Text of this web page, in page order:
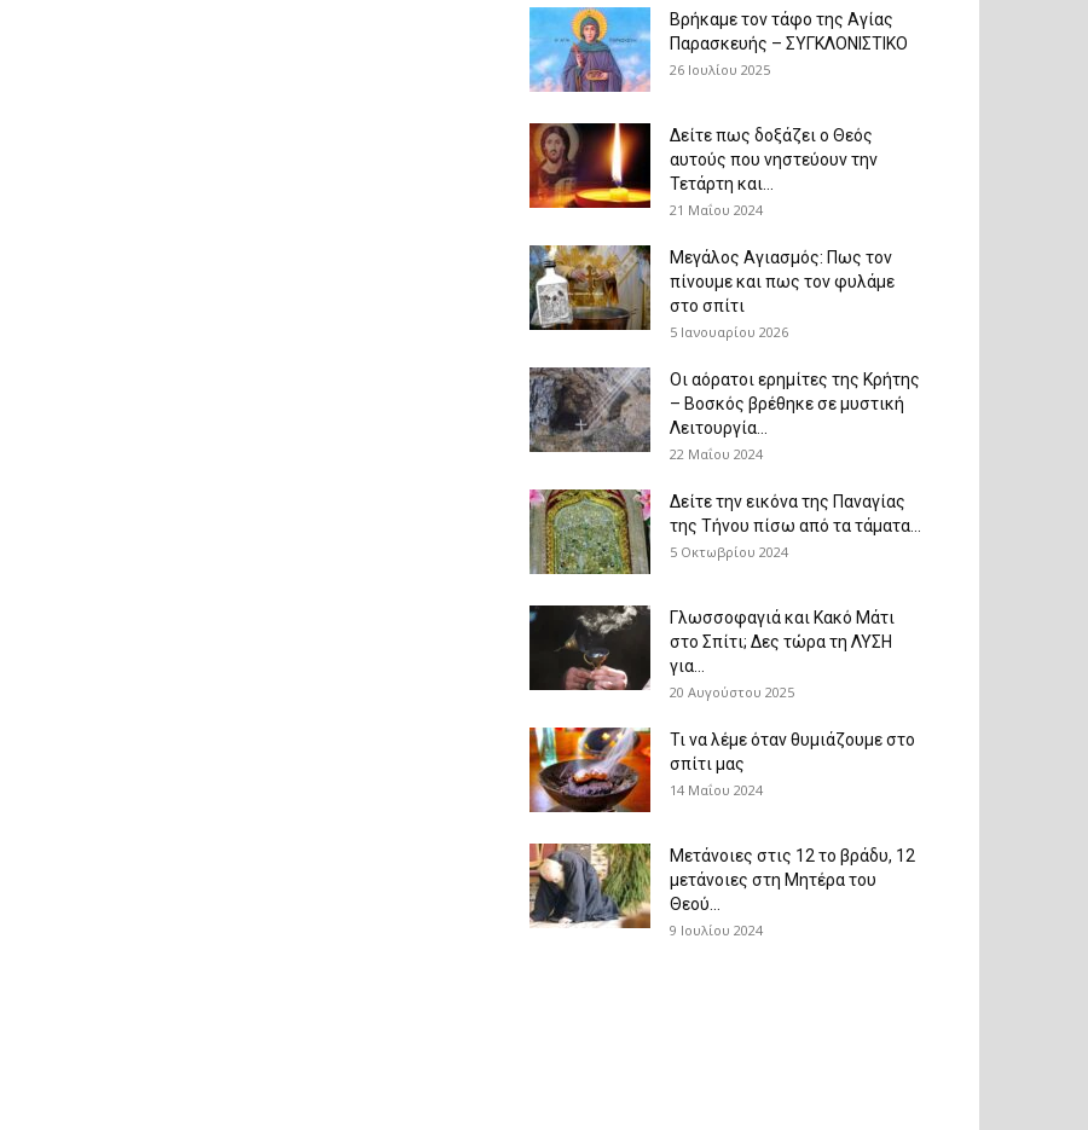
Βρήκαμε τον τάφο της Αγίας
Παρασκευής – ΣΥΓΚΛΟΝΙΣΤΙΚΟ
26 Ιουλίου 2025
Δείτε πως δοξάζει ο Θεός
αυτούς που νηστεύουν την
Τετάρτη και...
21 Μαΐου 2024
Μεγάλος Αγιασμός: Πως τον
πίνουμε και πως τον φυλάμε
στο σπίτι
5 Ιανουαρίου 2026
Οι αόρατοι ερημίτες της Κρήτης
– Βοσκός βρέθηκε σε μυστική
Λειτουργία...
22 Μαΐου 2024
Δείτε την εικόνα της Παναγίας
της Τήνου πίσω από τα τάματα...
5 Οκτωβρίου 2024
Γλωσσοφαγιά και Κακό Μάτι
στο Σπίτι; Δες τώρα τη ΛΥΣΗ
για...
20 Αυγούστου 2025
Τι να λέμε όταν θυμιάζουμε στο
σπίτι μας
14 Μαΐου 2024
Μετάνοιες στις 12 το βράδυ, 12
μετάνοιες στη Μητέρα του
Θεού...
9 Ιουλίου 2024